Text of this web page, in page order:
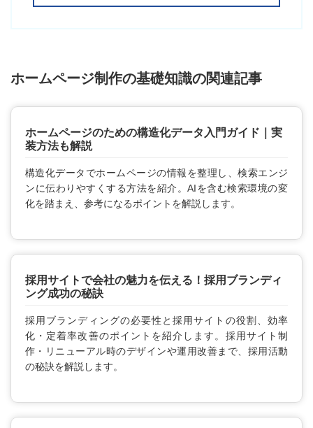
ホームページ制作の基礎知識の関連記事
ホームページのための構造化データ入門ガイド｜実
装方法も解説
構造化データでホームページの情報を整理し、検索エンジ
ンに伝わりやすくする方法を紹介。AIを含む検索環境の変
化を踏まえ、参考になるポイントを解説します。
採用サイトで会社の魅力を伝える！採用ブランディ
ング成功の秘訣
採用ブランディングの必要性と採用サイトの役割、効率
化・定着率改善のポイントを紹介します。採用サイト制
作・リニューアル時のデザインや運用改善まで、採用活動
の秘訣を解説します。